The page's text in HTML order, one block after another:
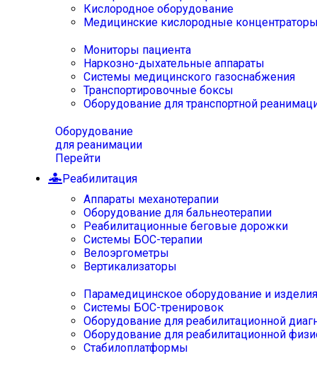
Кислородное оборудование
Медицинские кислородные
Мониторы пациента
Наркозно-дыхательные аппараты
Системы медицинского газоснабжения
Транспортировочные боксы
Оборудование для транспортной
Оборудование
для реанимации
Перейти
Реабилитация
Аппараты механотерапии
Оборудование для бальнеотерапии
Реабилитационные беговые дорожки
Системы БОС-терапии
Велоэргометры
Вертикализаторы
Парамедицинское оборудование и изделия
Системы БОС-тренировок
Оборудование для реабилитационной
Оборудование для реабилитационной
Стабилоплатформы